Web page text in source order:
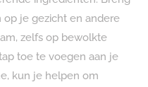
op je gezicht en andere
zelfs op bewolkte
toe te voegen aan je
kun je helpen om